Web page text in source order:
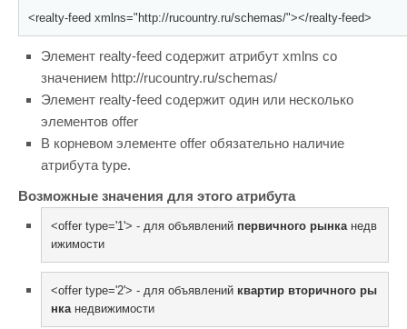
<realty-feed xmlns="http://rucountry.ru/schemas/"></realty-feed>
Элемент realty-feed содержит атрибут xmlns со
значением http://rucountry.ru/schemas/
Элемент realty-feed содержит один или несколько
элементов offer
B корневом элементе offer обязательно наличие
атрибута type.
Возможные значения для этого атрибута
<offer type='1'> - для объявлений первичного рынка недв
ижимости
<offer type='2'> - для объявлений квартир вторичного ры
нка недвижимости